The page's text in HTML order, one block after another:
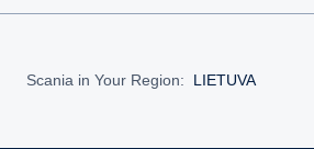
Scania in Your Region: LIETUVA